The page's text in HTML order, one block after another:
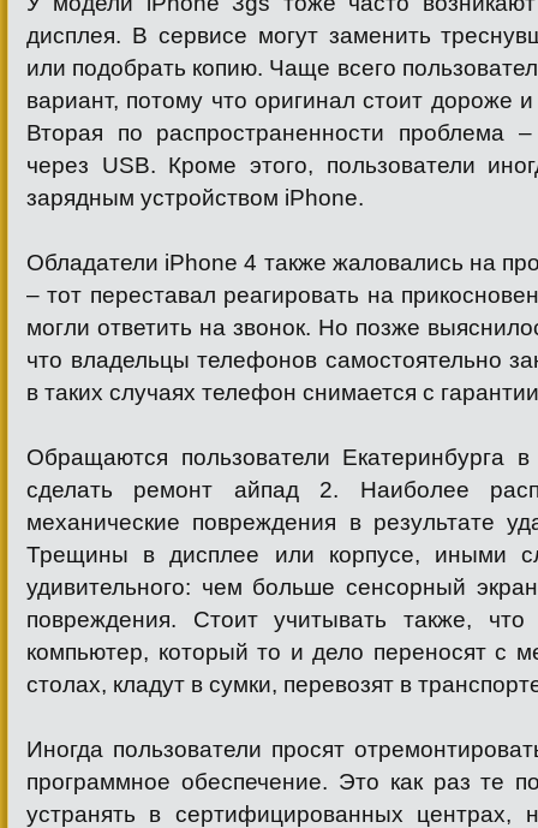
дисплея. В сервисе могут заменить
или подобрать копию. Чаще всего
вариант, потому что оригинал стоит дороже
Вторая по распространенности проблема
через USB. Кроме этого, пользователи
зарядным устройством iPhone.
Обладатели iPhone 4 также жаловались на
– тот переставал реагировать на
могли ответить на звонок. Но позже
что владельцы телефонов самостоятельно
в таких случаях телефон снимается с
Обращаются пользователи Екатеринбурга
сделать ремонт айпад 2. Наиболее
механические повреждения в результате
Трещины в дисплее или корпусе, иными
удивительного: чем больше сенсорный
повреждения. Стоит учитывать также,
компьютер, который то и дело переносят с
столах, кладут в сумки, перевозят в
Иногда пользователи просят
программное обеспечение. Это как раз те
устранять в сертифицированных центрах,